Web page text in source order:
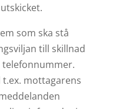
som ska stå
till skillnad
mottagarens